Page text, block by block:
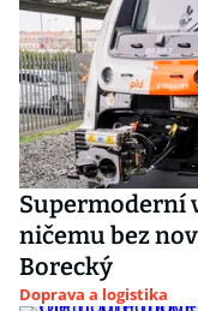
Supermoderní
ničemu bez
Borecký
Doprava a logistika